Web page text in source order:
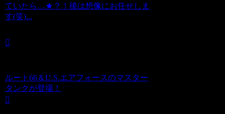
ていたら…★？！後は想像にお任せしま
す(笑)...
ルート66＆U.S.エアフォースのマスター
タンクが登場！